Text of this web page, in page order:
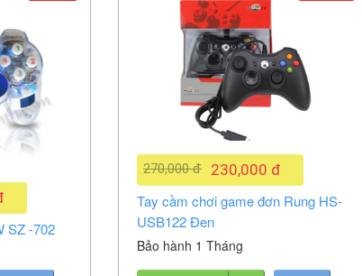
SZ -702
230,000 đ
270,000 đ
Tay cầm chơi game đơn Rung HS-
USB122 Đen
Bảo hành 1 Tháng